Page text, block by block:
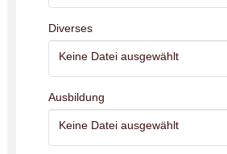
Diverses
Keine Datei ausgewählt
Ausbildung
Keine Datei ausgewählt